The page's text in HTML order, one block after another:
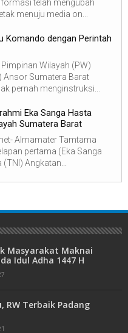
telah mengubah
menuju media on...
Komando dengan Perintah
Wilayah (PW)
Ansor Sumatera Barat
pernah menginstruksi...
Eka Sanga Hasta
Sumatera Barat
Almamater Tamtama
pertama (Eka Sanga
Angkatan...
Masyarakat Maknai
Idul Adha 1447 H
RW Terbaik Padang